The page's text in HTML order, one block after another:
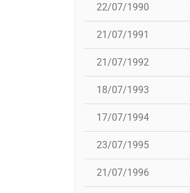
22/07/1990
21/07/1991
21/07/1992
18/07/1993
17/07/1994
23/07/1995
21/07/1996